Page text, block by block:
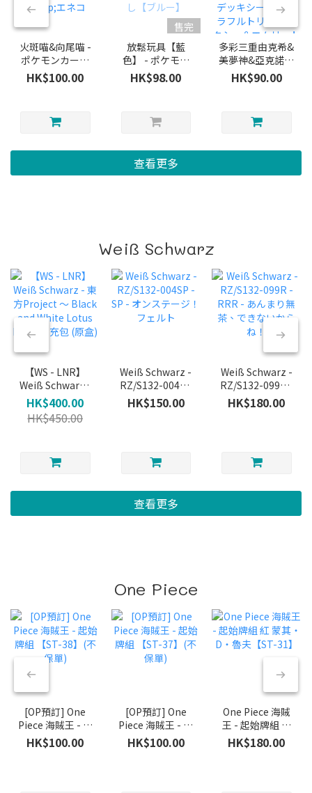
火斑喵&向尾喵 -
ポケモンカード
ゲーム デッキシ
ールド ニャビー
HK$100.00
售完
放鬆玩具【藍
色】 - ポケモン
カードゲーム デ
ッキシールド の
HK$98.00
多彩三重由克希&
美夢神&亞克諾姆
- ポケモンカード
ゲーム デッキシ
ー＆エムリット
HK$90.00
查看更多
Weiß Schwarz
【WS - LNR】
Weiß Schwarz -
東方Project ～
Black and White
Lotus Land. 補充
HK$400.00
HK$450.00
Weiß Schwarz -
RZ/S132-004SP
- SP - オンステー
ジ！ フェルト
HK$150.00
Weiß Schwarz -
RZ/S132-099R -
RRR - あんまり
無茶、できない
HK$180.00
查看更多
One Piece
[OP預訂] One
Piece 海賊王 - 起
始牌組 【ST-
38】(不保單)
HK$100.00
[OP預訂] One
Piece 海賊王 - 起
始牌組 【ST-
37】(不保單)
HK$100.00
One Piece 海賊
王 - 起始牌組 紅
蒙其・D・魯夫
【ST-31】
HK$180.00